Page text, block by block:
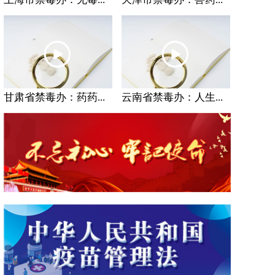
甘肃省禁毒办：药药... 云南省禁毒办：人生...